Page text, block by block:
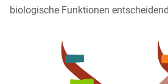
biologische Funktionen